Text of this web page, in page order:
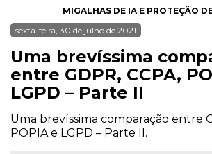
MIGALHAS DE IA E PROTEÇÃO
sexta-feira, 30 de julho de 2021
Uma brevíssima
entre GDPR, CCPA,
LGPD – Parte II
Uma brevíssima comparação entre
POPIA e LGPD – Parte II.